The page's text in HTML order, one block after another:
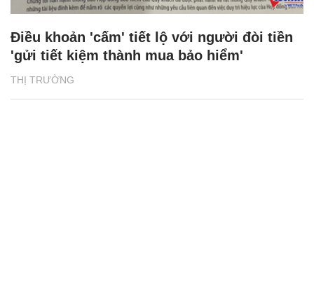
THỊ TRƯỜNG
Điều khoản 'cấm' tiết lộ với người đòi tiền
'gửi tiết kiệm thành mua bảo hiểm'